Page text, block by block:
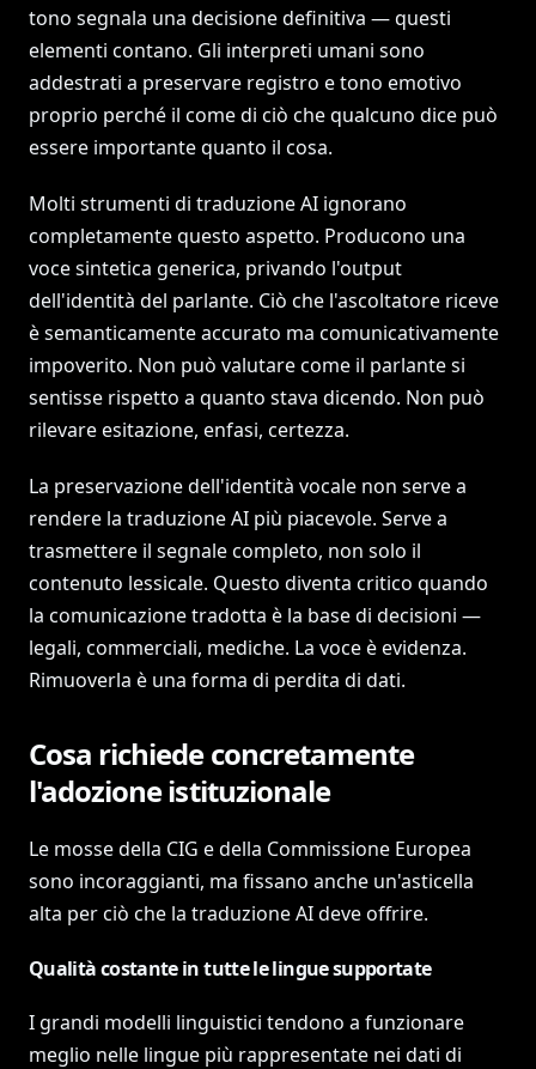
tono segnala una decisione definitiva — questi
elementi contano. Gli interpreti umani sono
addestrati a preservare registro e tono emotivo
proprio perché il come di ciò che qualcuno dice può
essere importante quanto il cosa.
Molti strumenti di traduzione AI ignorano
completamente questo aspetto. Producono una
voce sintetica generica, privando l'output
dell'identità del parlante. Ciò che l'ascoltatore riceve
è semanticamente accurato ma comunicativamente
impoverito. Non può valutare come il parlante si
sentisse rispetto a quanto stava dicendo. Non può
rilevare esitazione, enfasi, certezza.
La preservazione dell'identità vocale non serve a
rendere la traduzione AI più piacevole. Serve a
trasmettere il segnale completo, non solo il
contenuto lessicale. Questo diventa critico quando
la comunicazione tradotta è la base di decisioni —
legali, commerciali, mediche. La voce è evidenza.
Rimuoverla è una forma di perdita di dati.
Cosa richiede concretamente
l'adozione istituzionale
Le mosse della CIG e della Commissione Europea
sono incoraggianti, ma fissano anche un'asticella
alta per ciò che la traduzione AI deve offrire.
Qualità costante in tutte le lingue supportate
I grandi modelli linguistici tendono a funzionare
meglio nelle lingue più rappresentate nei dati di